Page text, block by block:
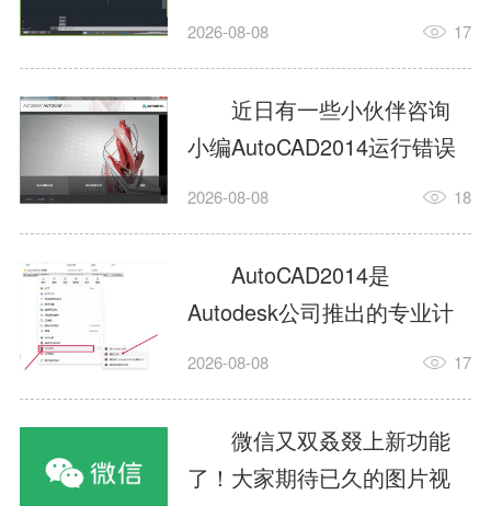
填充?今日为你们带来的文章
用图案填充的内容，还有不
清楚小伙伴和小编一起去学
习一下吧。1.打开
AutoCAD2014这款软件，进
入AutoCAD2014的操作界
面，如图所示：2.在该界面内
找到矩形选项，如图所示：3.
点击矩...
2026-08-08 17
近日有一些小伙伴咨询
小编AutoCAD2014运行错误
怎么办?下面就为大家带来了
办的解决方法，有需要的小
伙伴可以来了解了解哦。1.打
开控制面板，选择
AutodeskAutoCAD2014。2.
等AutodeskAutoCAD2014的
安装程序加载完毕。3.选择添
加/...
2026-08-08 18
AutoCAD2014是
Autodesk公司推出的专业计
算机辅助设计（CAD）软
子、建筑、服装等多个工程
与设计领域。作为行业标准
工具之一，它提供了强大的
2026-08-08 17
微信又双叒叕上新功能
了！大家期待已久的图片视